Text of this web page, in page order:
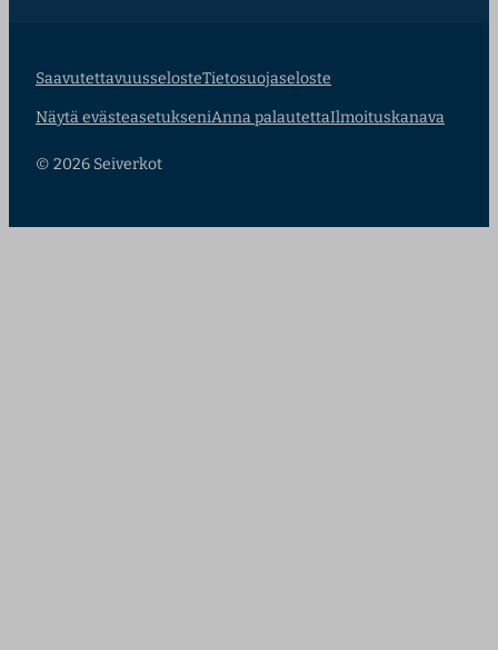
SaavutettavuusselosteTietosuojaseloste
Näytä evästeasetukseniAnna palautettaIlmoituskanava
© 2026 Seiverkot